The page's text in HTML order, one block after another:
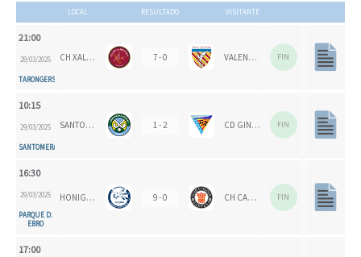
LOCAL RESULTADO VISITANTE
21:00
28/03/2025
TARONGERS
CH XALOC 7 - 0 VALENCIA CH 1924 FIN
10:15
29/03/2025
SANTOMERA
SANTOMERA HC 1 - 2 CD GINER DE LOS RÍOS FIN
16:30
29/03/2025
PARQUE D.
EBRO
HONIGVÖGEL HH 79 9 - 0 CH CARPESA FIN
17:00